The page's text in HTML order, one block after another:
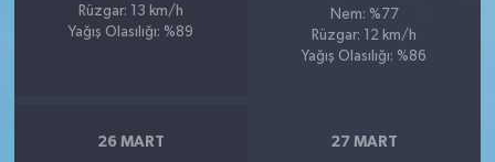
Rüzgar: 13 km/h
Yağış Olasılığı: %89
Nem: %77
Rüzgar: 12 km/h
Yağış Olasılığı: %86
26 MART 27 MART